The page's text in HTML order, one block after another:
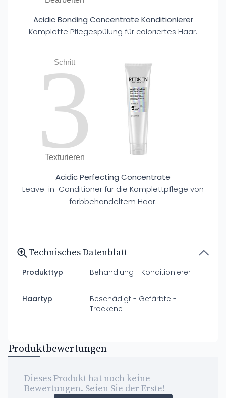
Acidic Bonding Concentrate Konditionierer
Komplette Pflegespülung für coloriertes Haar.
Schritt
3
Texturieren
Acidic Perfecting Concentrate
Leave-in-Conditioner für die Komplettpflege von
farbbehandeltem Haar.
Technisches Datenblatt
Produkttyp Behandlung - Konditionierer
Haartyp
Beschädigt - Gefärbte -
Trockene
Produktbewertungen
Dieses Produkt hat noch keine
Bewertungen. Seien Sie der Erste!